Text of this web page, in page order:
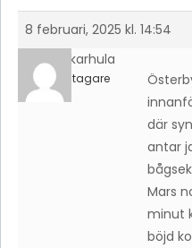
8 februari, 2025 kl. 14:54
timokarhula
Deltagare
där
antar
Mars
minut
böjd